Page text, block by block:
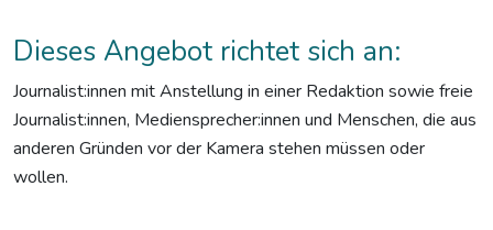
Dieses Angebot richtet sich an:
Journalist:innen mit Anstellung in einer Redaktion sowie freie
Journalist:innen, Mediensprecher:innen und Menschen, die aus
anderen Gründen vor der Kamera stehen müssen oder
wollen.